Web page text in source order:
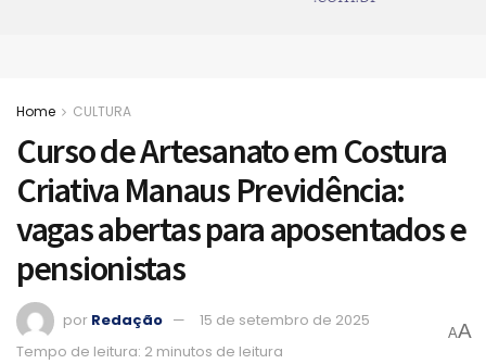
Home CULTURA
Curso de Artesanato em Costura
Criativa Manaus Previdência:
vagas abertas para aposentados e
pensionistas
por Redação
15 de setembro de 2025
Tempo de leitura: 2 minutos de leitura
AA